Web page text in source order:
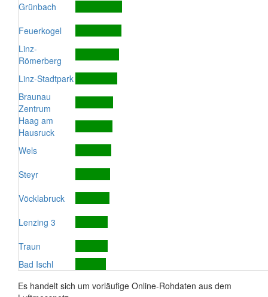
Grünbach
Feuerkogel
Linz-
Römerberg
Linz-Stadtpark
Braunau
Zentrum
Haag am
Hausruck
Wels
Steyr
Vöcklabruck
Lenzing 3
Traun
Bad Ischl
Es handelt sich um vorläufige Online-Rohdaten aus dem